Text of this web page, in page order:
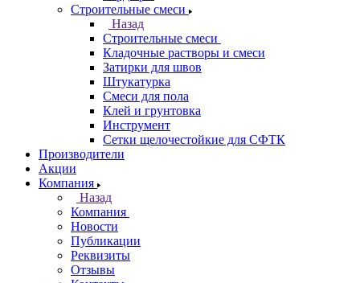
Строительные смеси
Назад
Строительные смеси
Кладочные растворы и смеси
Затирки для швов
Штукатурка
Смеси для пола
Клей и грунтовка
Инструмент
Сетки щелочестойкие для СФТК
Производители
Акции
Компания
Назад
Компания
Новости
Публикации
Реквизиты
Отзывы